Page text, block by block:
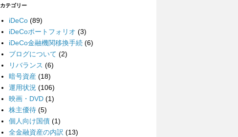
カテゴリー
iDeCo (89)
iDeCoポートフォリオ (3)
iDeCo金融機関移換手続 (6)
ブログについて (2)
リバランス (6)
暗号資産 (18)
運用状況 (106)
映画・DVD (1)
株主優待 (5)
個人向け国債 (1)
全金融資産の内訳 (13)